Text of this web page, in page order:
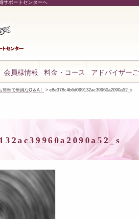
サポートセンターへ
会員様情報 料金・コース アドバイザー
簡単で単純なQ＆A！ > e8e378c4b6d099132ac39960a2090a52_s